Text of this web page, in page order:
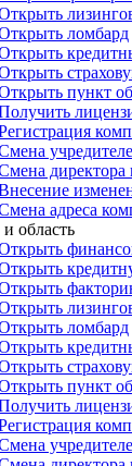
ломбард
пункт
директора
адреса
область
ломбард
пункт